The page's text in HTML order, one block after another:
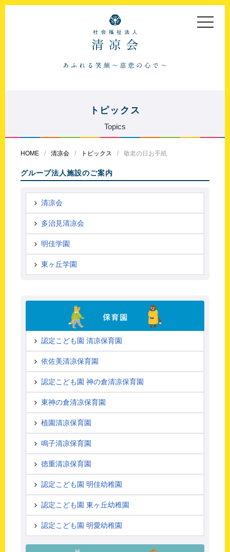
toggle
トピックス
Topics
HOME 清凉会 トピックス 敬老の日お手紙
グループ法人施設のご案内
清凉会
多治見清凉会
明佳学園
東ヶ丘学園
認定こども園 清凉保育園
依佐美清凉保育園
認定こども園 神の倉清凉保育園
東神の倉清凉保育園
植園清凉保育園
鳴子清凉保育園
徳重清凉保育園
認定こども園 明佳幼稚園
認定こども園 東ヶ丘幼稚園
認定こども園 明愛幼稚園